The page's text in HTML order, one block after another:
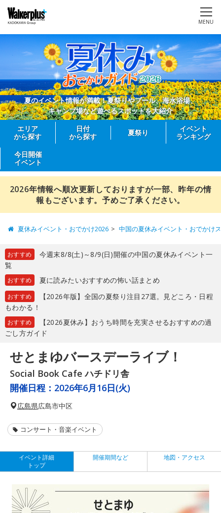
MENU
夏のイベント情報が満載！夏祭りやプール、海水浴場、
キャンプ場など遊べるスポットを大紹介
エリア
から探す
日付
から探す
夏祭り
イベント
ランキング
今日開催
イベント
2026年情報へ順次更新しておりますが一部、昨年の情
報もございます。予めご了承ください。
夏休みイベント・おでかけ2026 中国の夏休みイベント・おでかけ
おすすめ
今週末8/8(土)～8/9(日)開催の中国の夏休みイベント一
覧
おすすめ 夏に読みたいおすすめの怖い話まとめ
おすすめ
【2026年版】全国の夏祭り注目27選。見どころ・日程
もわかる！
おすすめ
【2026夏休み】おうち時間を充実させるおすすめの過
ごし方ガイド
せとまゆバースデーライブ！
Social Book Cafe ハチドリ舎
開催日程： 2026年6月16日(火)
広島県広島市中区
コンサート・音楽イベント
イベント詳細
トップ
開催期間など 地図・アクセス